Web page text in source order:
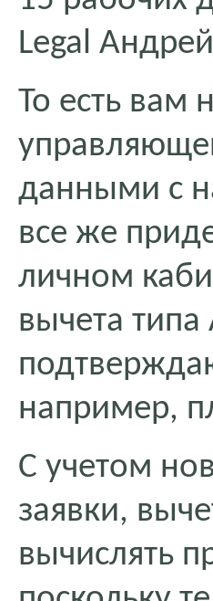
Legal
То есть вам
данными с
все же
личном
вычета
например,
С учетом
заявки,
вычислять